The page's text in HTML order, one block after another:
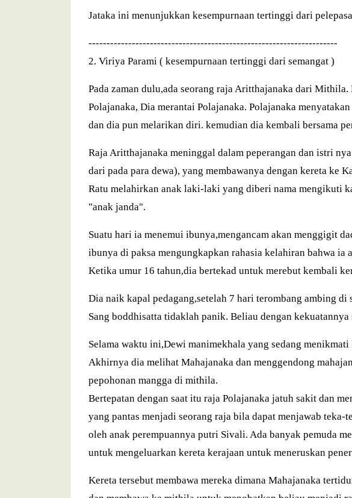
Jataka ini menunjukkan kesempurnaan tertinggi dari
---------------------------------------------------------------------
2. Viriya Parami ( kesempurnaan tertinggi dari semangat )
Pada zaman dulu,ada seorang raja Aritthajanaka dari
Polajanaka, Dia merantai Polajanaka. Polajanaka
dan dia pun melarikan diri. kemudian dia kembali bersama
Raja Aritthajanaka meninggal dalam peperangan dan istri
dari pada para dewa), yang membawanya dengan kereta ke
Ratu melahirkan anak laki-laki yang diberi nama mengikuti
"anak janda".
Suatu hari ia menemui ibunya,mengancam akan menggigit
ibunya di paksa mengungkapkan rahasia kelahiran bahwa
Ketika umur 16 tahun,dia bertekad untuk merebut kembali
Dia naik kapal pedagang,setelah 7 hari terombang ambing
Sang boddhisatta tidaklah panik. Beliau dengan
Selama waktu ini,Dewi manimekhala yang sedang
Akhirnya dia melihat Mahajanaka dan menggendong
pepohonan mangga di mithila.
Bertepatan dengan saat itu raja Polajanaka jatuh sakit dan
yang pantas menjadi seorang raja bila dapat menjawab
oleh anak perempuannya putri Sivali. Ada banyak pemuda
untuk mengeluarkan kereta kerajaan untuk meneruskan
Kereta tersebut membawa mereka dimana Mahajanaka